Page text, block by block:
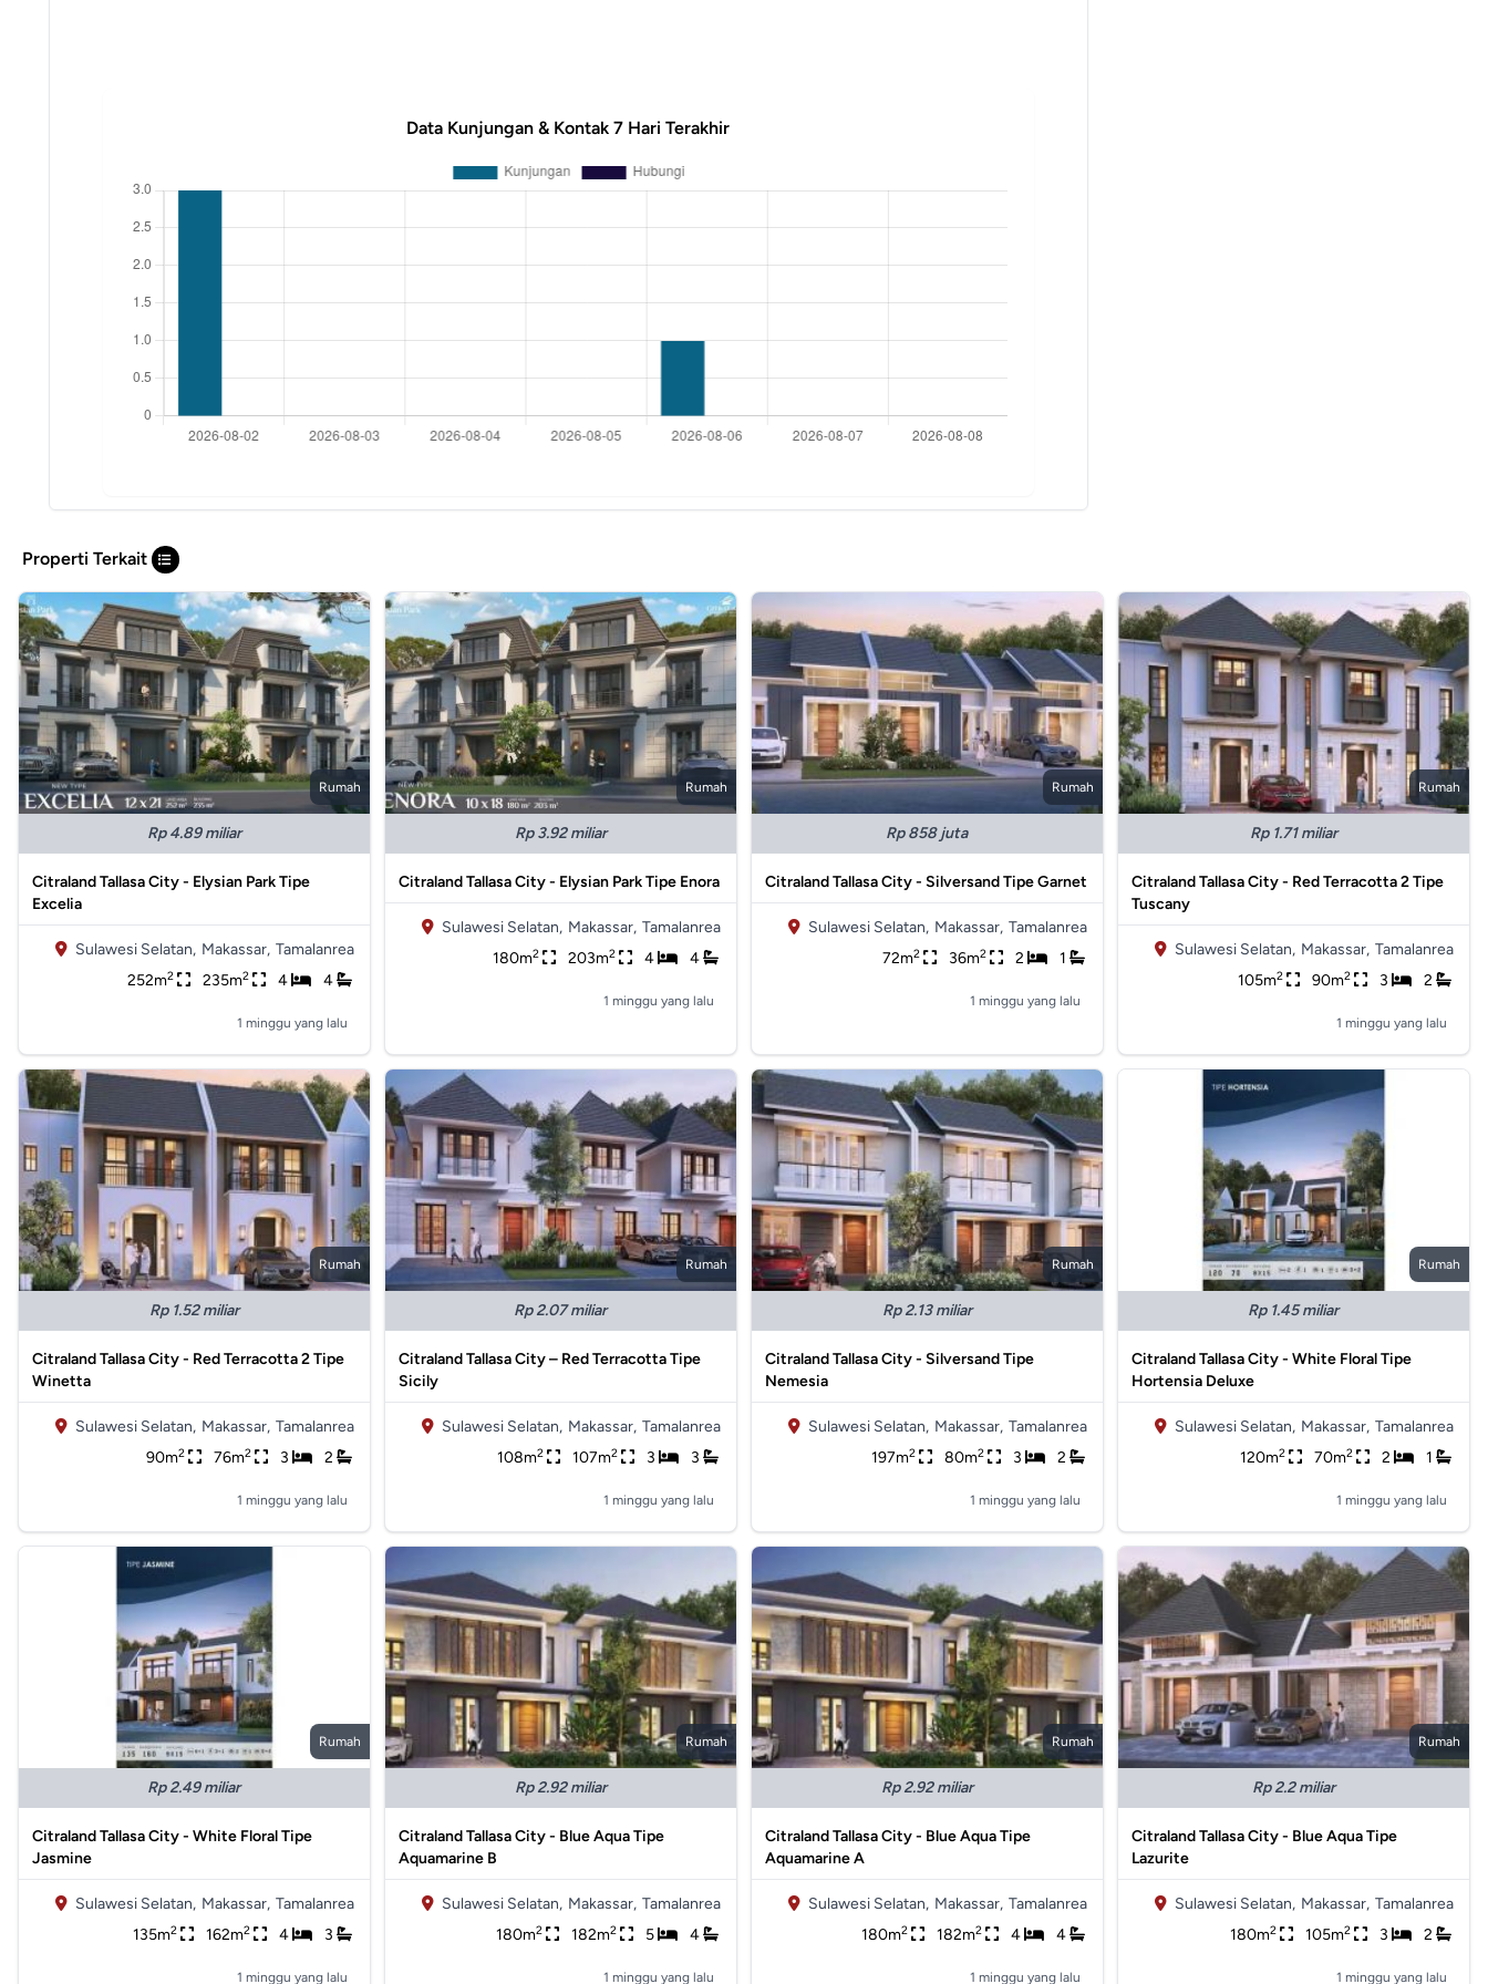
Data Kunjungan & Kontak 7 Hari Terakhir
Properti Terkait
Rumah
Rp 4.89 miliar
Citraland Tallasa City - Elysian Park Tipe
Excelia
Sulawesi Selatan, Makassar, Tamalanrea
252m2 235m2 4 4
1 minggu yang lalu
Rumah
Rp 3.92 miliar
Citraland Tallasa City - Elysian Park Tipe Enora
Sulawesi Selatan, Makassar, Tamalanrea
180m2 203m2 4 4
1 minggu yang lalu
Rumah
Rp 858 juta
Citraland Tallasa City - Silversand Tipe Garnet
Sulawesi Selatan, Makassar, Tamalanrea
72m2 36m2 2 1
1 minggu yang lalu
Rumah
Rp 1.71 miliar
Citraland Tallasa City - Red Terracotta 2 Tipe
Tuscany
Sulawesi Selatan, Makassar, Tamalanrea
105m2 90m2 3 2
1 minggu yang lalu
Rumah
Rp 1.52 miliar
Citraland Tallasa City - Red Terracotta 2 Tipe
Winetta
Sulawesi Selatan, Makassar, Tamalanrea
90m2 76m2 3 2
1 minggu yang lalu
Rumah
Rp 2.07 miliar
Citraland Tallasa City – Red Terracotta Tipe
Sicily
Sulawesi Selatan, Makassar, Tamalanrea
108m2 107m2 3 3
1 minggu yang lalu
Rumah
Rp 2.13 miliar
Citraland Tallasa City - Silversand Tipe
Nemesia
Sulawesi Selatan, Makassar, Tamalanrea
197m2 80m2 3 2
1 minggu yang lalu
Rumah
Rp 1.45 miliar
Citraland Tallasa City - White Floral Tipe
Hortensia Deluxe
Sulawesi Selatan, Makassar, Tamalanrea
120m2 70m2 2 1
1 minggu yang lalu
Rumah
Rp 2.49 miliar
Citraland Tallasa City - White Floral Tipe
Jasmine
Sulawesi Selatan, Makassar, Tamalanrea
135m2 162m2 4 3
1 minggu yang lalu
Rumah
Rp 2.92 miliar
Citraland Tallasa City - Blue Aqua Tipe
Aquamarine B
Sulawesi Selatan, Makassar, Tamalanrea
180m2 182m2 5 4
1 minggu yang lalu
Rumah
Rp 2.92 miliar
Citraland Tallasa City - Blue Aqua Tipe
Aquamarine A
Sulawesi Selatan, Makassar, Tamalanrea
180m2 182m2 4 4
1 minggu yang lalu
Rumah
Rp 2.2 miliar
Citraland Tallasa City - Blue Aqua Tipe
Lazurite
Sulawesi Selatan, Makassar, Tamalanrea
180m2 105m2 3 2
1 minggu yang lalu